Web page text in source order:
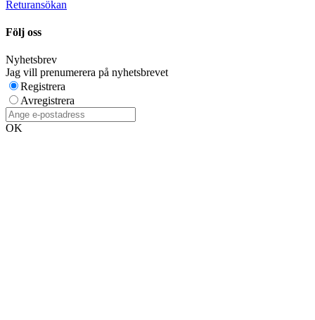
Returansökan
Följ oss
Nyhetsbrev
Jag vill prenumerera på nyhetsbrevet
Registrera
Avregistrera
OK